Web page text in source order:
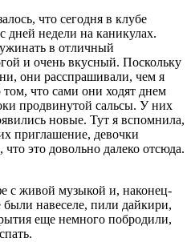
что сегодня в клубе
недели на каникулах.
в отличный
и очень вкусный. Поскольку
они расспрашивали, чем я
том, что сами они ходят днем
продвинутой сальсы. У них
новые. Тут я вспомнила,
приглашение, девочки
что это довольно далеко отсюда.
с живой музыкой и, наконец-
навеселе, пили дайкири,
еще немного побродили,